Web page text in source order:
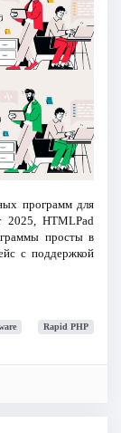
программ для
2025, HTMLPad
просты в
с поддержкой
Rapid PHP